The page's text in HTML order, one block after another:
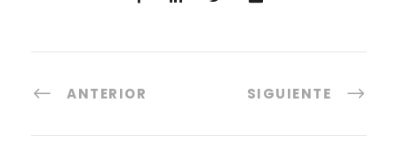
ANTERIOR SIGUIENTE